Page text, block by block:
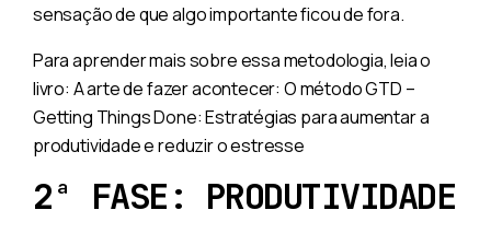
sensação de que algo importante ficou de fora.
Para aprender mais sobre essa metodologia, leia o
livro: A arte de fazer acontecer: O método GTD –
Getting Things Done: Estratégias para aumentar a
produtividade e reduzir o estresse
2ª FASE: PRODUTIVIDADE